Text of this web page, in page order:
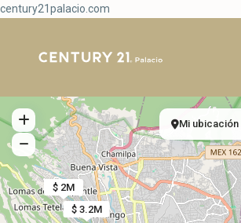
century21palacio.com
$ 3.2M
$ 2M
Mi ubicación